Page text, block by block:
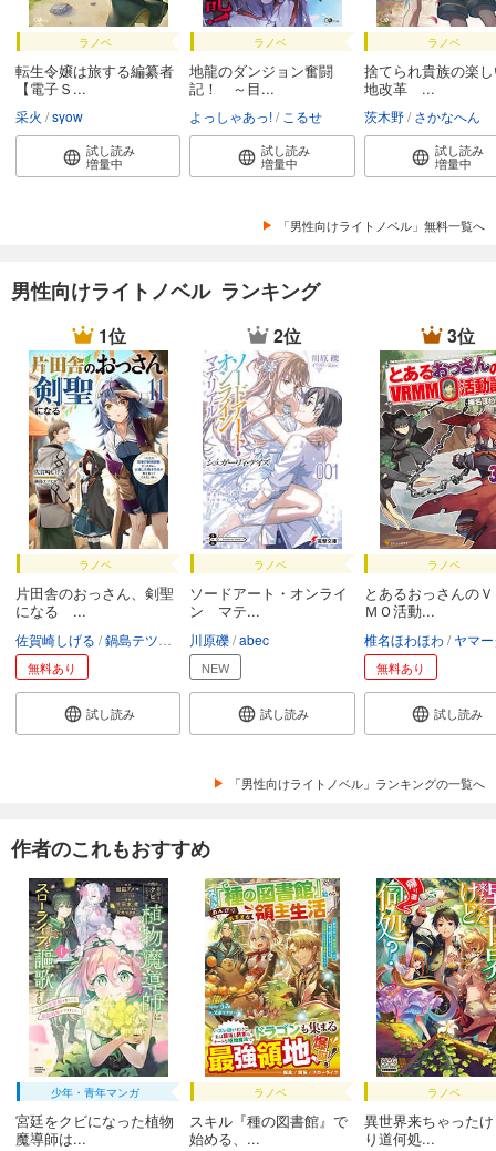
ラノベ
転生令嬢は旅する編纂者
【電子Ｓ...
采火 syow
試し読み
増量中
ラノベ
地龍のダンジョン奮闘
記！ ～目...
よっしゃあっ! こるせ
試し読み
増量中
ラノベ
捨てられ貴族の楽
地改革 ...
茨木野 さかなへん
試し読み
増量中
「男性向けライトノベル」無料一覧へ
男性向けライトノベル ランキング
1位
ラノベ
片田舎のおっさん、剣聖
になる ...
佐賀崎しげる 鍋島テツヒロ
無料あり
試し読み
2位
ラノベ
ソードアート・オンライ
ン マテ...
川原礫 abec
NEW
試し読み
3位
ラノベ
とあるおっさんの
ＭＯ活動...
椎名ほわほわ ヤマ
無料あり
試し読み
「男性向けライトノベル」ランキングの一覧へ
作者のこれもおすすめ
少年・青年マンガ
宮廷をクビになった植物
魔導師は...
ラノベ
スキル『種の図書館』で
始める、...
ラノベ
異世界来ちゃった
り道何処...